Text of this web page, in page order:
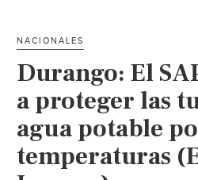
NACIONALES
Durango: El
a proteger las
agua potable
temperaturas